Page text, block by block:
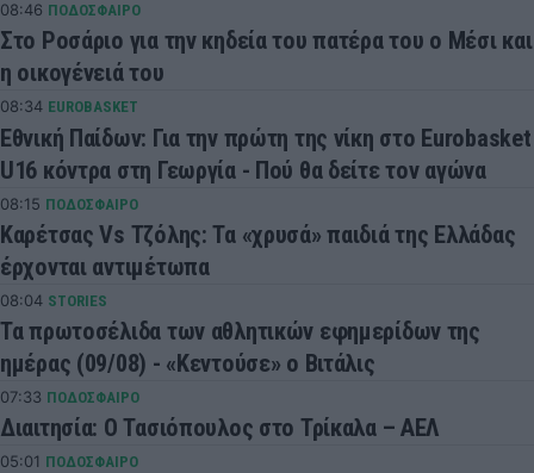
08:46 ΠΟΔΟΣΦΑΙΡΟ
Στο Ροσάριο για την κηδεία του πατέρα του ο Μέσι και
η οικογένειά του
08:34 EUROBASKET
Εθνική Παίδων: Για την πρώτη της νίκη στο Eurobasket
U16 κόντρα στη Γεωργία - Πού θα δείτε τον αγώνα
08:15 ΠΟΔΟΣΦΑΙΡΟ
Καρέτσας Vs Τζόλης: Τα «χρυσά» παιδιά της Ελλάδας
έρχονται αντιμέτωπα
08:04 STORIES
Τα πρωτοσέλιδα των αθλητικών εφημερίδων της
ημέρας (09/08) - «Κεντούσε» ο Βιτάλις
07:33 ΠΟΔΟΣΦΑΙΡΟ
Διαιτησία: Ο Τασιόπουλος στο Τρίκαλα – ΑΕΛ
05:01 ΠΟΔΟΣΦΑΙΡΟ